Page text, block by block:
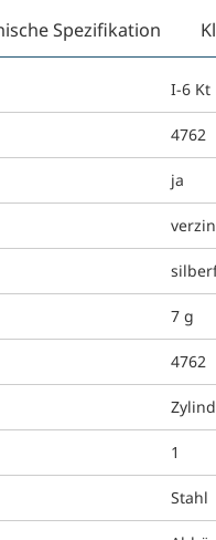
Spezifikation
I-6 Kt
4762
ja
7 g
4762
1
Stahl